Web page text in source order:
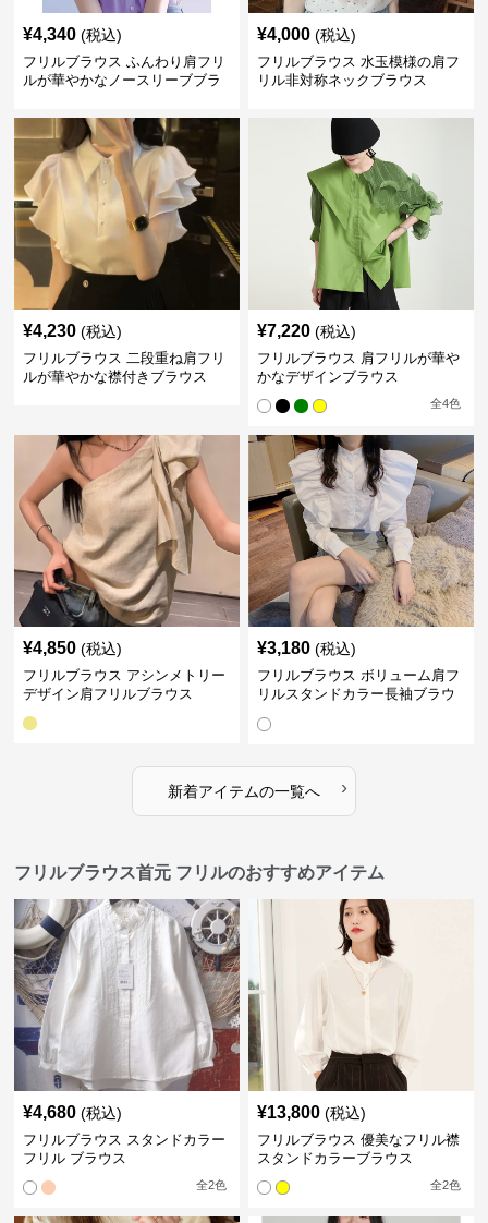
¥4,340 (税込)
フリルブラウス ふんわり肩フリ
ルが華やかなノースリーブブラ
¥4,000 (税込)
フリルブラウス 水玉模様の肩フ
リル非対称ネックブラウス
¥4,230 (税込)
フリルブラウス 二段重ね肩フリ
ルが華やかな襟付きブラウス
¥7,220 (税込)
フリルブラウス 肩フリルが華や
かなデザインブラウス
全4色
¥4,850 (税込)
フリルブラウス アシンメトリー
デザイン肩フリルブラウス
¥3,180 (税込)
フリルブラウス ボリューム肩フ
リルスタンドカラー長袖ブラウ
新着アイテムの一覧へ ›
フリルブラウス首元 フリルのおすすめアイテム
¥4,680 (税込)
フリルブラウス スタンドカラー
フリル ブラウス
全2色
¥13,800 (税込)
フリルブラウス 優美なフリル襟
スタンドカラーブラウス
全2色